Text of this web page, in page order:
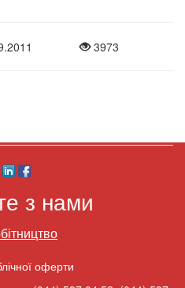
3973
з нами
оферти